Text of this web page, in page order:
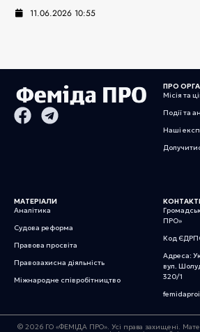
11.06.2026 10:55
ПРО
Місія та
Події та
Наші
МАТЕРІАЛИ
Аналітика
Судова реформа
Правова просвіта
Правозахисна діяльність
Міжнародне співробітництво
ПРО»
Код
Адреса:
вул.
320/1
© 2026 ГО «ФЕМІДА ПРО». Усі права захищені.